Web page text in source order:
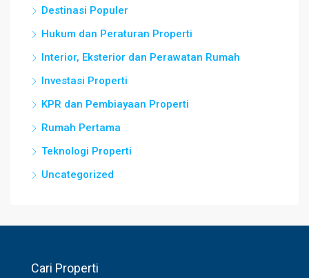
Destinasi Populer
Hukum dan Peraturan Properti
Interior, Eksterior dan Perawatan Rumah
Investasi Properti
KPR dan Pembiayaan Properti
Rumah Pertama
Teknologi Properti
Uncategorized
Cari Properti